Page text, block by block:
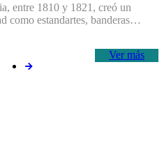
entre 1810 y 1821, creó un
como estandartes, banderas…
Ver más